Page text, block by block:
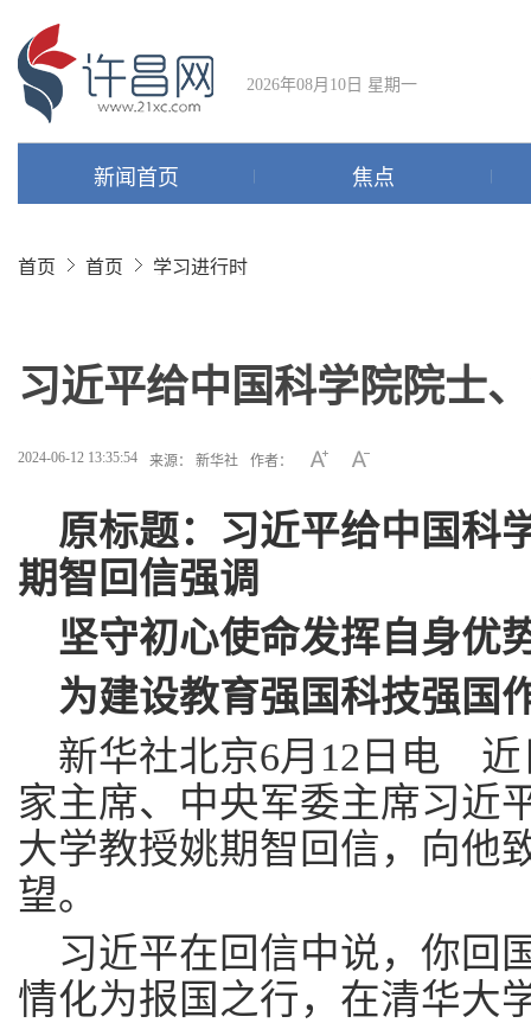
2026年08月10日 星期一
新闻首页 焦点
首页 首页 学习进行时
习近平给中国科学院院士
2024-06-12 13:35:54 来源： 新华社 作者：
原标题：习近平给中国科
期智回信强调
坚守初心使命发挥自身优
为建设教育强国科技强国
新华社北京6月12日电 近
家主席、中央军委主席习近
大学教授姚期智回信，向他
望。
习近平在回信中说，你回
情化为报国之行，在清华大